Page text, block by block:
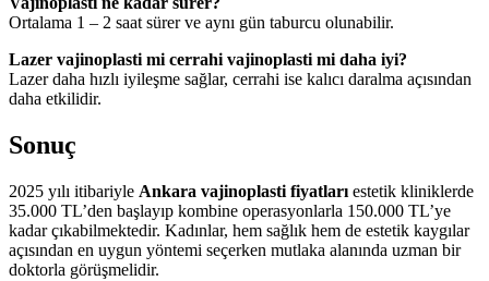
Ortalama 1 – 2 saat sürer ve aynı gün taburcu olunabilir.
Lazer vajinoplasti mi cerrahi vajinoplasti mi daha iyi?
Lazer daha hızlı iyileşme sağlar, cerrahi ise kalıcı daralma açısından
daha etkilidir.
Sonuç
2025 yılı itibariyle Ankara vajinoplasti fiyatları estetik kliniklerde
35.000 TL’den başlayıp kombine operasyonlarla 150.000 TL’ye
kadar çıkabilmektedir. Kadınlar, hem sağlık hem de estetik kaygılar
açısından en uygun yöntemi seçerken mutlaka alanında uzman bir
doktorla görüşmelidir.